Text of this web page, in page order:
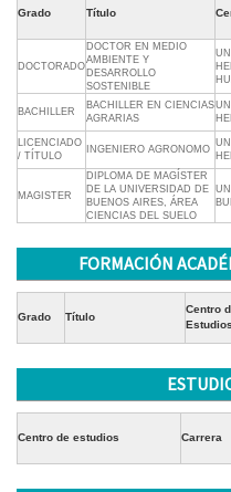
Grado Título
DOCTORADO
DOCTOR EN MEDIO
AMBIENTE Y
DESARROLLO
SOSTENIBLE
BACHILLER
BACHILLER EN CIENCIAS
AGRARIAS
LICENCIADO
/ TÍTULO
INGENIERO AGRONOMO
MAGISTER
DIPLOMA DE MAGÍSTER
DE LA UNIVERSIDAD DE
BUENOS AIRES, ÁREA
CIENCIAS DEL SUELO
FORMACIÓN
Grado Título
Centro
Estudios
Centro de estudios Carrera